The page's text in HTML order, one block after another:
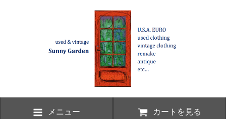
メニュー カートを見る